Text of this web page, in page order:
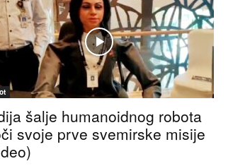
šalje humanoidnog robota
svoje prve svemirske misije